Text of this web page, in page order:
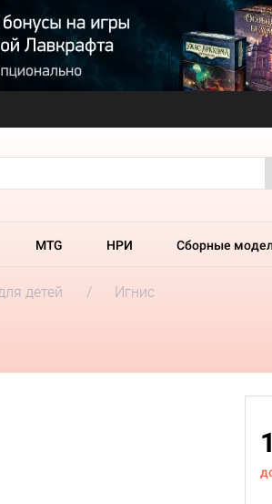
MTG НРИ Сборные
детей Игнис